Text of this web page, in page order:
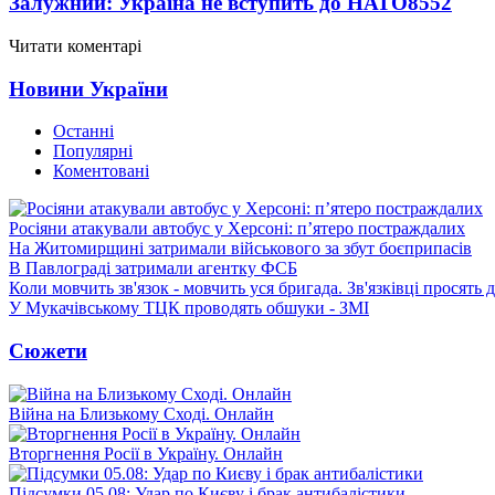
Читати коментарі
Новини України
Останні
Популярні
Коментовані
Росіяни атакували автобус у Херсоні: п’ятеро постраждалих
На Житомирщині затримали військового за збут боєприпасів
В Павлограді затримали агентку ФСБ
Коли мовчить зв'язок - мовчить уся бригада. Зв'язківці просять
У Мукачівському ТЦК проводять обшуки - ЗМІ
Сюжети
Війна на Близькому Сході. Онлайн
Вторгнення Росії в Україну. Онлайн